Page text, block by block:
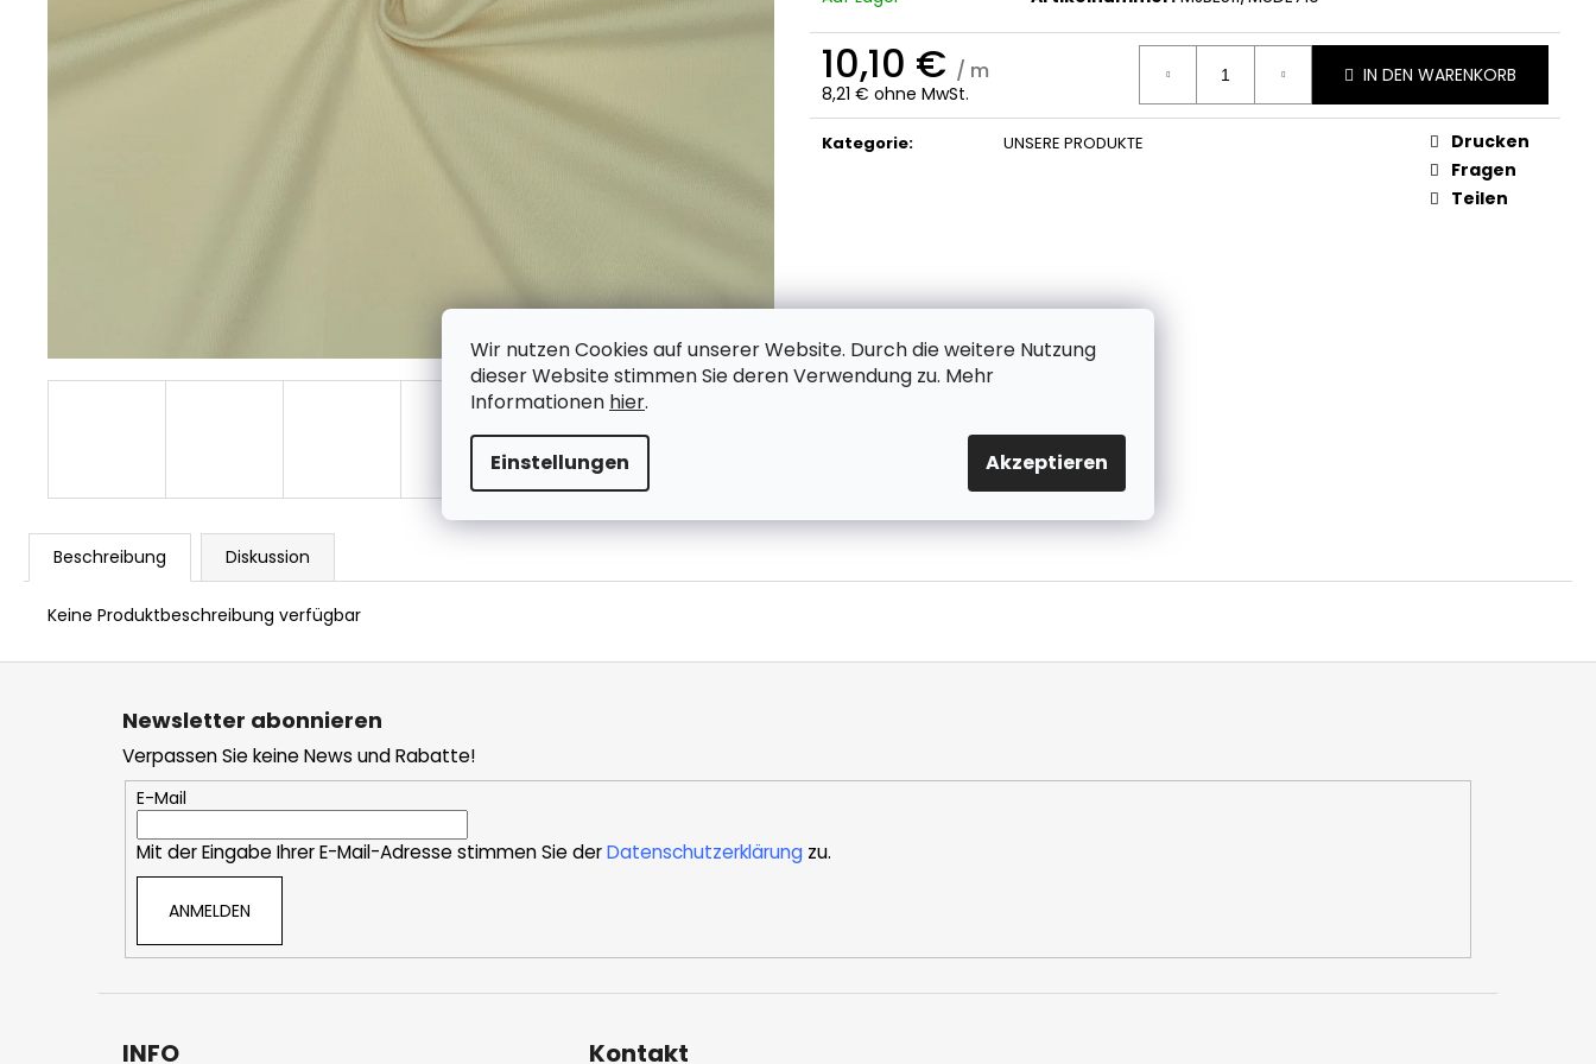
Wir nutzen Cookies auf unserer Website. Durch die weitere Nutzung
dieser Website stimmen Sie deren Verwendung zu. Mehr
Informationen hier.
Einstellungen Akzeptieren
10,10 € / m
8,21 € ohne MwSt.
Verkaufspreis:
IN DEN WARENKORB
Kategorie: UNSERE PRODUKTE
Drucken
Fragen
Teilen
Beschreibung Diskussion
Keine Produktbeschreibung verfügbar
F
Newsletter abonnieren
Verpassen Sie keine News und Rabatte!
E-Mail
Mit der Eingabe Ihrer E-Mail-Adresse stimmen Sie derDatenschutzerklärungzu.
ANMELDEN
INFO Kontakt